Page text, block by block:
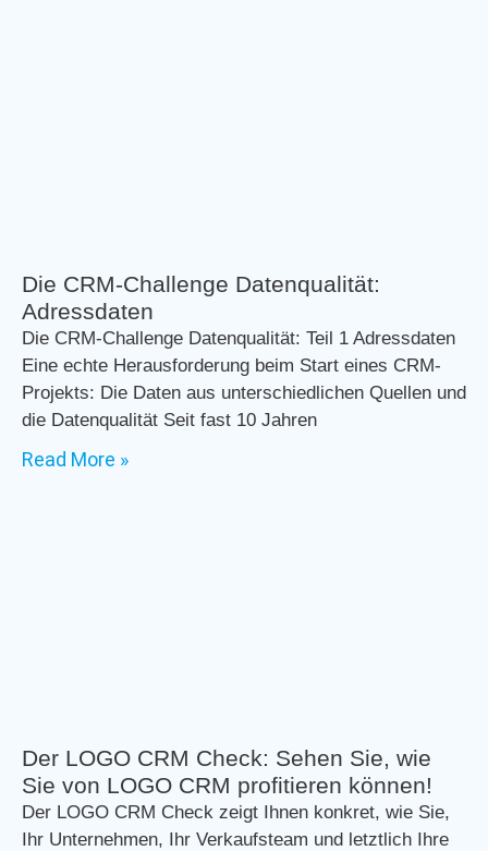
Die CRM-Challenge Datenqualität:
Adressdaten
Die CRM-Challenge Datenqualität: Teil 1 Adressdaten
Eine echte Herausforderung beim Start eines CRM-
Projekts: Die Daten aus unterschiedlichen Quellen und
die Datenqualität Seit fast 10 Jahren
Read More »
Der LOGO CRM Check: Sehen Sie, wie
Sie von LOGO CRM profitieren können!
Der LOGO CRM Check zeigt Ihnen konkret, wie Sie,
Ihr Unternehmen, Ihr Verkaufsteam und letztlich Ihre